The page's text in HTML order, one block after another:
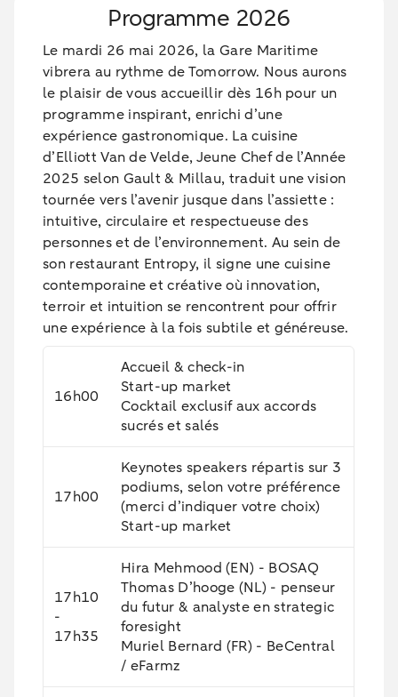
Programme 2026
Le mardi 26 mai 2026, la Gare Maritime
vibrera au rythme de Tomorrow. Nous aurons
le plaisir de vous accueillir dès 16h pour un
programme inspirant, enrichi d’une
expérience gastronomique. La cuisine
d’Elliott Van de Velde, Jeune Chef de l’Année
2025 selon Gault & Millau, traduit une vision
tournée vers l’avenir jusque dans l’assiette :
intuitive, circulaire et respectueuse des
personnes et de l’environnement. Au sein de
son restaurant Entropy, il signe une cuisine
contemporaine et créative où innovation,
terroir et intuition se rencontrent pour offrir
une expérience à la fois subtile et généreuse.
16h00
Accueil & check-in
Start-up market
Cocktail exclusif aux accords
sucrés et salés
17h00
Keynotes speakers répartis sur 3
podiums, selon votre préférence
(merci d’indiquer votre choix)
Start-up market
17h10
-
17h35
Hira Mehmood (EN) - BOSAQ
Thomas D’hooge (NL) - penseur
du futur & analyste en strategic
foresight
Muriel Bernard (FR) - BeCentral
/ eFarmz